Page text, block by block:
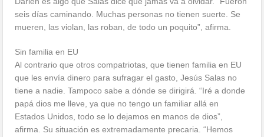
seis días caminando. Muchas personas no tienen suerte. Se
mueren, las violan, las roban, de todo un poquito”, afirma.
Sin familia en EU
Al contrario que otros compatriotas, que tienen familia en EU
que les envía dinero para sufragar el gasto, Jesús Salas no
tiene a nadie. Tampoco sabe a dónde se dirigirá. “Iré a donde
papá dios me lleve, ya que no tengo un familiar allá en
Estados Unidos, todo se lo dejamos en manos de dios”,
afirma. Su situación es extremadamente precaria. “Hemos